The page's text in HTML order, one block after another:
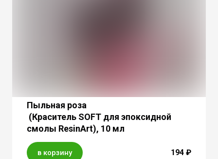
Пыльная роза
(Краситель SOFT для эпоксидной
смолы ResinArt), 10 мл
в корзину 194 ₽